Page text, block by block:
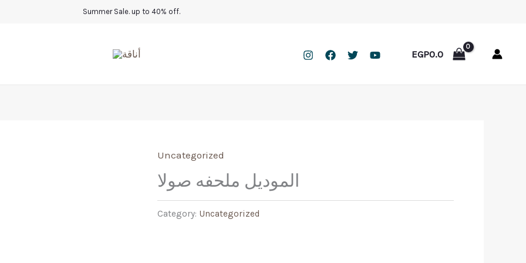
Summer Sale. up to 40% off.
EGP0.0
Uncategorized
الموديل ملحفه صولا
Category: Uncategorized